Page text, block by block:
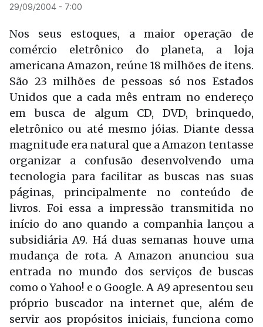
29/09/2004 - 7:00
Nos seus estoques, a maior operação de
comércio eletrônico do planeta, a loja
americana Amazon, reúne 18 milhões de itens.
São 23 milhões de pessoas só nos Estados
Unidos que a cada mês entram no endereço
em busca de algum CD, DVD, brinquedo,
eletrônico ou até mesmo jóias. Diante dessa
magnitude era natural que a Amazon tentasse
organizar a confusão desenvolvendo uma
tecnologia para facilitar as buscas nas suas
páginas, principalmente no conteúdo de
livros. Foi essa a impressão transmitida no
início do ano quando a companhia lançou a
subsidiária A9. Há duas semanas houve uma
mudança de rota. A Amazon anunciou sua
entrada no mundo dos serviços de buscas
como o Yahoo! e o Google. A A9 apresentou seu
próprio buscador na internet que, além de
servir aos propósitos iniciais, funciona como